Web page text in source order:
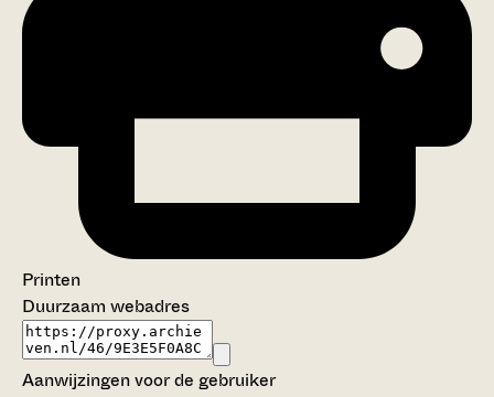
Printen
Duurzaam webadres
Aanwijzingen voor de gebruiker